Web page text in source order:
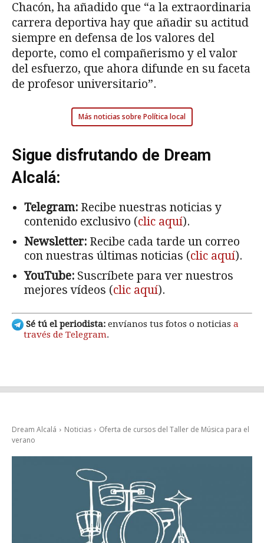
Chacón, ha añadido que “a la extraordinaria
carrera deportiva hay que añadir su actitud
siempre en defensa de los valores del
deporte, como el compañerismo y el valor
del esfuerzo, que ahora difunde en su faceta
de profesor universitario”.
Más noticias sobre Política local
Sigue disfrutando de Dream
Alcalá:
Telegram: Recibe nuestras noticias y
contenido exclusivo (clic aquí).
Newsletter: Recibe cada tarde un correo
con nuestras últimas noticias (clic aquí).
YouTube: Suscríbete para ver nuestros
mejores vídeos (clic aquí).
Sé tú el periodista: envíanos tus fotos o noticias a
través de Telegram.